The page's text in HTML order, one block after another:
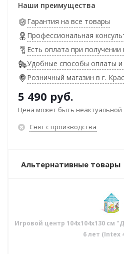
Наши преимущества
Гарантия на все товары
Профессиональная
Есть оплата при получении
Удобные способы оплаты и
Розничный магазин в г.
5 490 руб.
Цена может быть неактуальной
Снят с производства
Альтернативные товары
Игровой центр 104х104х130 см
6 лет (Intex